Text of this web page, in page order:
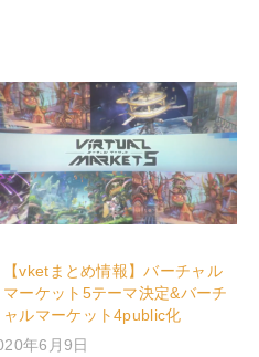
【vketまとめ情報】バーチャル
マーケット5テーマ決定&バーチ
ャルマーケット4public化
年6月9日